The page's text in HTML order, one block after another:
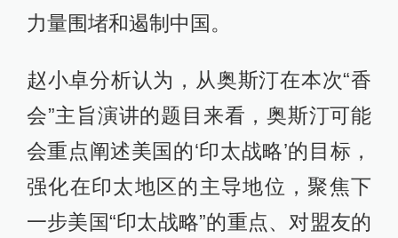
力量围堵和遏制中国。
赵小卓分析认为，从奥斯汀在本次“香
会”主旨演讲的题目来看，奥斯汀可能
会重点阐述美国的‘印太战略’的目标，
强化在印太地区的主导地位，聚焦下
一步美国“印太战略”的重点、对盟友的